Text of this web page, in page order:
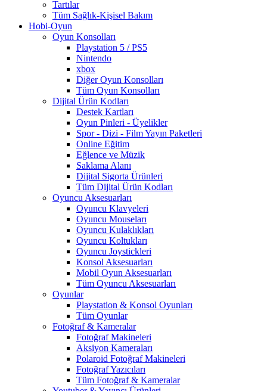
Tartılar
Tüm Sağlık-Kişisel Bakım
Hobi-Oyun
Oyun Konsolları
Playstation 5 / PS5
Nintendo
xbox
Diğer Oyun Konsolları
Tüm Oyun Konsolları
Dijital Ürün Kodları
Destek Kartları
Oyun Pinleri - Üyelikler
Spor - Dizi - Film Yayın Paketleri
Online Eğitim
Eğlence ve Müzik
Saklama Alanı
Dijital Sigorta Ürünleri
Tüm Dijital Ürün Kodları
Oyuncu Aksesuarları
Oyuncu Klavyeleri
Oyuncu Mouseları
Oyuncu Kulaklıkları
Oyuncu Koltukları
Oyuncu Joystickleri
Konsol Aksesuarları
Mobil Oyun Aksesuarları
Tüm Oyuncu Aksesuarları
Oyunlar
Playstation & Konsol Oyunları
Tüm Oyunlar
Fotoğraf & Kameralar
Fotoğraf Makineleri
Aksiyon Kameraları
Polaroid Fotoğraf Makineleri
Fotoğraf Yazıcıları
Tüm Fotoğraf & Kameralar